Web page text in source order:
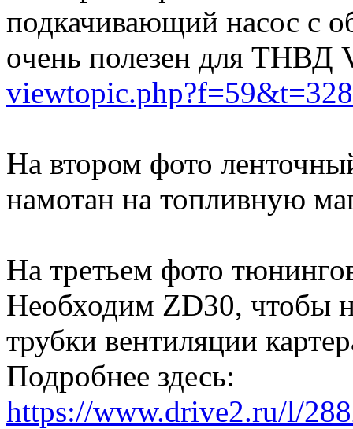
подкачивающий насос с
очень полезен для ТНВД
На втором фото
намотан на топливную
На третьем фото
Необходим ZD30, чтобы
трубки вентиляции
Подробнее здесь:
https://www.drive2.ru/l/